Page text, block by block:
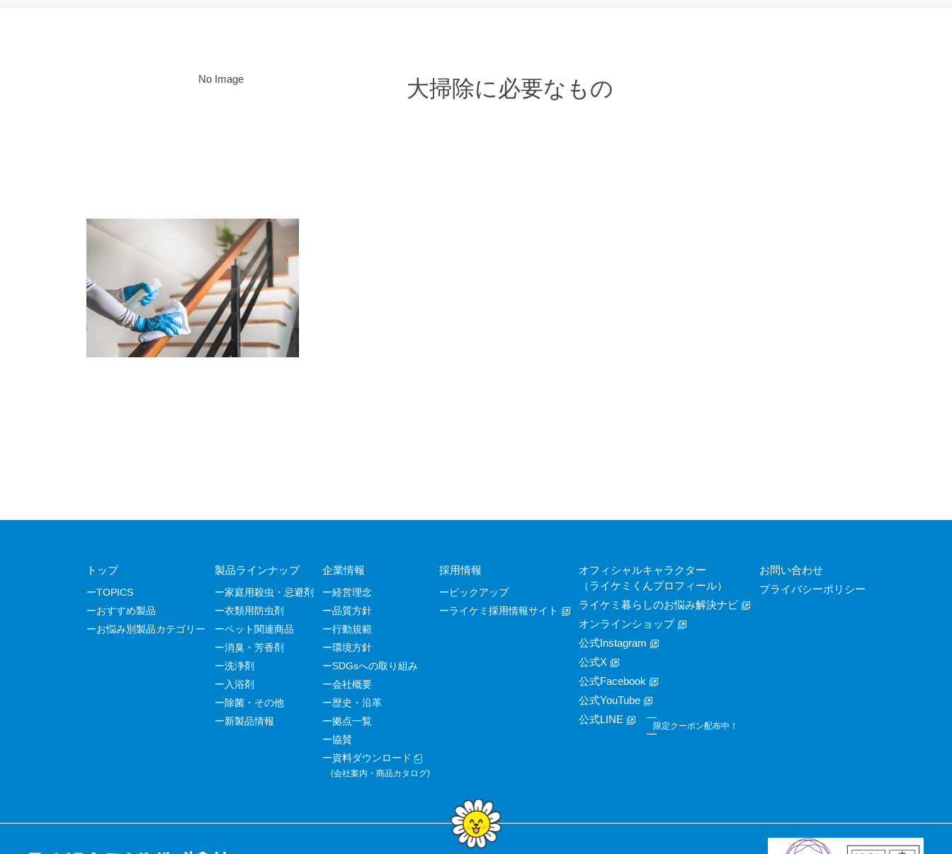
No Image 大掃除に必要なもの
トップ
TOPICS
おすすめ製品
お悩み別製品カテゴリー
製品ラインナップ
家庭用殺虫・忌避剤
衣類用防虫剤
ペット関連商品
消臭・芳香剤
洗浄剤
入浴剤
除菌・その他
新製品情報
企業情報
経営理念
品質方針
行動規範
環境方針
SDGsへの取り組み
会社概要
歴史・沿革
拠点一覧
協賛
資料ダウンロード
(会社案内・商品カタログ)
採用情報
ピックアップ
ライケミ採用情報サイト
オフィシャルキャラクター
（ライケミくんプロフィール）
ライケミ暮らしのお悩み解決ナビ
オンラインショップ
公式Instagram
公式X
公式Facebook
公式YouTube
公式LINE
限定クーポン配布中！
お問い合わせ
プライバシーポリシー